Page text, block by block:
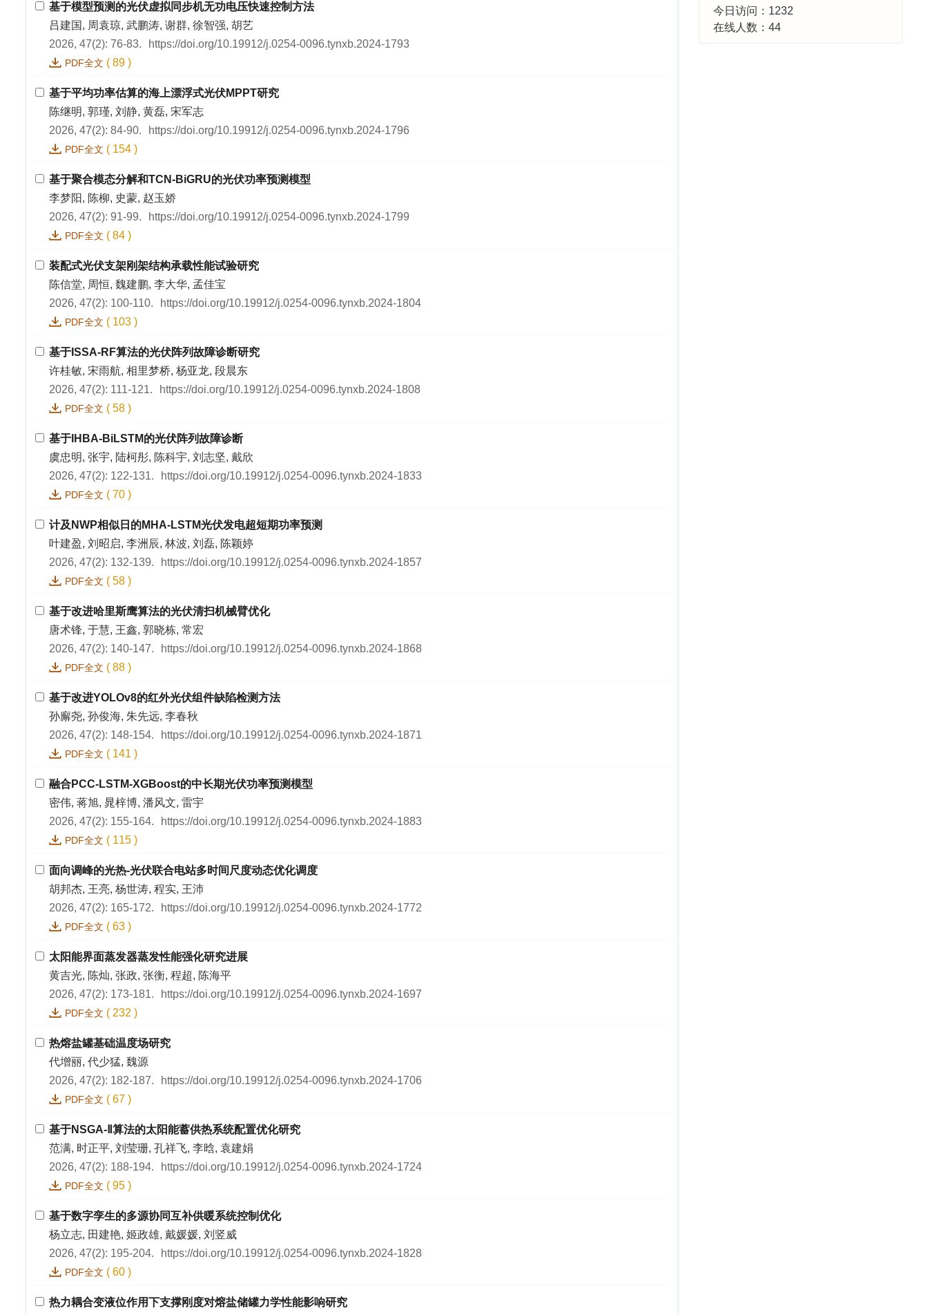
基于模型预测的光伏虚拟同步机无功电压快速控制方法
吕建国, 周袁琼, 武鹏涛, 谢群, 徐智强, 胡艺
2026, 47(2): 76-83.
https://doi.org/10.19912/j.0254-0096.tynxb.2024-1793
PDF全文 ( 89 )
基于平均功率估算的海上漂浮式光伏MPPT研究
陈继明, 郭瑾, 刘静, 黄磊, 宋军志
2026, 47(2): 84-90.
https://doi.org/10.19912/j.0254-0096.tynxb.2024-1796
PDF全文 ( 154 )
基于聚合模态分解和TCN-BiGRU的光伏功率预测模型
李梦阳, 陈柳, 史蒙, 赵玉娇
2026, 47(2): 91-99.
https://doi.org/10.19912/j.0254-0096.tynxb.2024-1799
PDF全文 ( 84 )
装配式光伏支架刚架结构承载性能试验研究
陈信堂, 周恒, 魏建鹏, 李大华, 孟佳宝
2026, 47(2): 100-110.
https://doi.org/10.19912/j.0254-0096.tynxb.2024-1804
PDF全文 ( 103 )
基于ISSA-RF算法的光伏阵列故障诊断研究
许桂敏, 宋雨航, 相里梦桥, 杨亚龙, 段晨东
2026, 47(2): 111-121.
https://doi.org/10.19912/j.0254-0096.tynxb.2024-1808
PDF全文 ( 58 )
基于IHBA-BiLSTM的光伏阵列故障诊断
虞忠明, 张宇, 陆柯彤, 陈科宇, 刘志坚, 戴欣
2026, 47(2): 122-131.
https://doi.org/10.19912/j.0254-0096.tynxb.2024-1833
PDF全文 ( 70 )
计及NWP相似日的MHA-LSTM光伏发电超短期功率预测
叶建盈, 刘昭启, 李洲辰, 林波, 刘磊, 陈颖婷
2026, 47(2): 132-139.
https://doi.org/10.19912/j.0254-0096.tynxb.2024-1857
PDF全文 ( 58 )
基于改进哈里斯鹰算法的光伏清扫机械臂优化
唐术锋, 于慧, 王鑫, 郭晓栋, 常宏
2026, 47(2): 140-147.
https://doi.org/10.19912/j.0254-0096.tynxb.2024-1868
PDF全文 ( 88 )
基于改进YOLOv8的红外光伏组件缺陷检测方法
孙廨尧, 孙俊海, 朱先远, 李春秋
2026, 47(2): 148-154.
https://doi.org/10.19912/j.0254-0096.tynxb.2024-1871
PDF全文 ( 141 )
融合PCC-LSTM-XGBoost的中长期光伏功率预测模型
密伟, 蒋旭, 晁梓博, 潘风文, 雷宇
2026, 47(2): 155-164.
https://doi.org/10.19912/j.0254-0096.tynxb.2024-1883
PDF全文 ( 115 )
面向调峰的光热-光伏联合电站多时间尺度动态优化调度
胡邦杰, 王亮, 杨世涛, 程实, 王沛
2026, 47(2): 165-172.
https://doi.org/10.19912/j.0254-0096.tynxb.2024-1772
PDF全文 ( 63 )
太阳能界面蒸发器蒸发性能强化研究进展
黄吉光, 陈灿, 张政, 张衡, 程超, 陈海平
2026, 47(2): 173-181.
https://doi.org/10.19912/j.0254-0096.tynxb.2024-1697
PDF全文 ( 232 )
热熔盐罐基础温度场研究
代增丽, 代少猛, 魏源
2026, 47(2): 182-187.
https://doi.org/10.19912/j.0254-0096.tynxb.2024-1706
PDF全文 ( 67 )
基于NSGA-Ⅱ算法的太阳能蓄供热系统配置优化研究
范满, 时正平, 刘莹珊, 孔祥飞, 李晗, 袁建娟
2026, 47(2): 188-194.
https://doi.org/10.19912/j.0254-0096.tynxb.2024-1724
PDF全文 ( 95 )
基于数字孪生的多源协同互补供暖系统控制优化
杨立志, 田建艳, 姬政雄, 戴媛媛, 刘竖威
2026, 47(2): 195-204.
https://doi.org/10.19912/j.0254-0096.tynxb.2024-1828
PDF全文 ( 60 )
热力耦合变液位作用下支撑刚度对熔盐储罐力学性能影响研究
今日访问： 1232
在线人数： 44